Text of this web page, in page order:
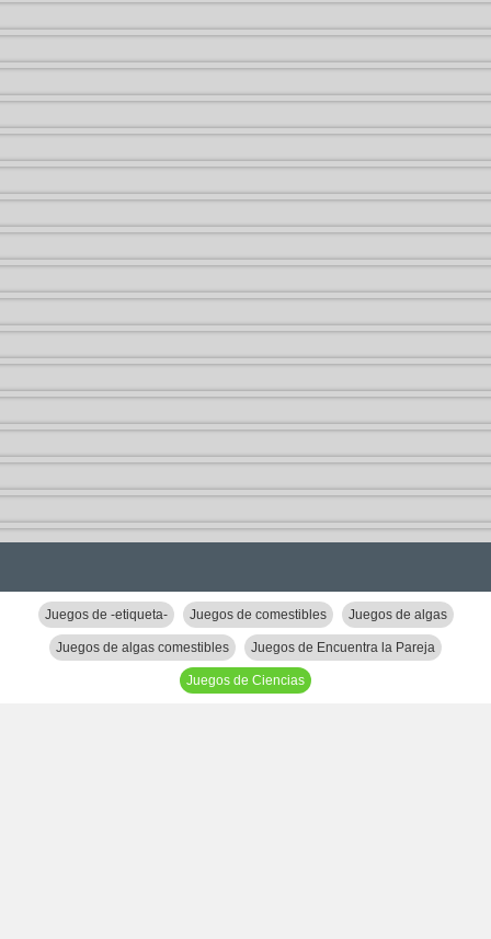
Juegos de -etiqueta- Juegos de comestibles Juegos de algas
Juegos de algas comestibles Juegos de Encuentra la Pareja
Juegos de Ciencias